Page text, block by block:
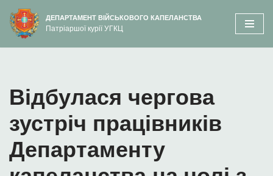
вмісту
Перейти
до
ДЕПАРТАМЕНТ ВІЙСЬКОВОГО КАПЕЛАНСТВА
Патріаршої курії УГКЦ
Відбулася чергова
зустріч працівників
Департаменту